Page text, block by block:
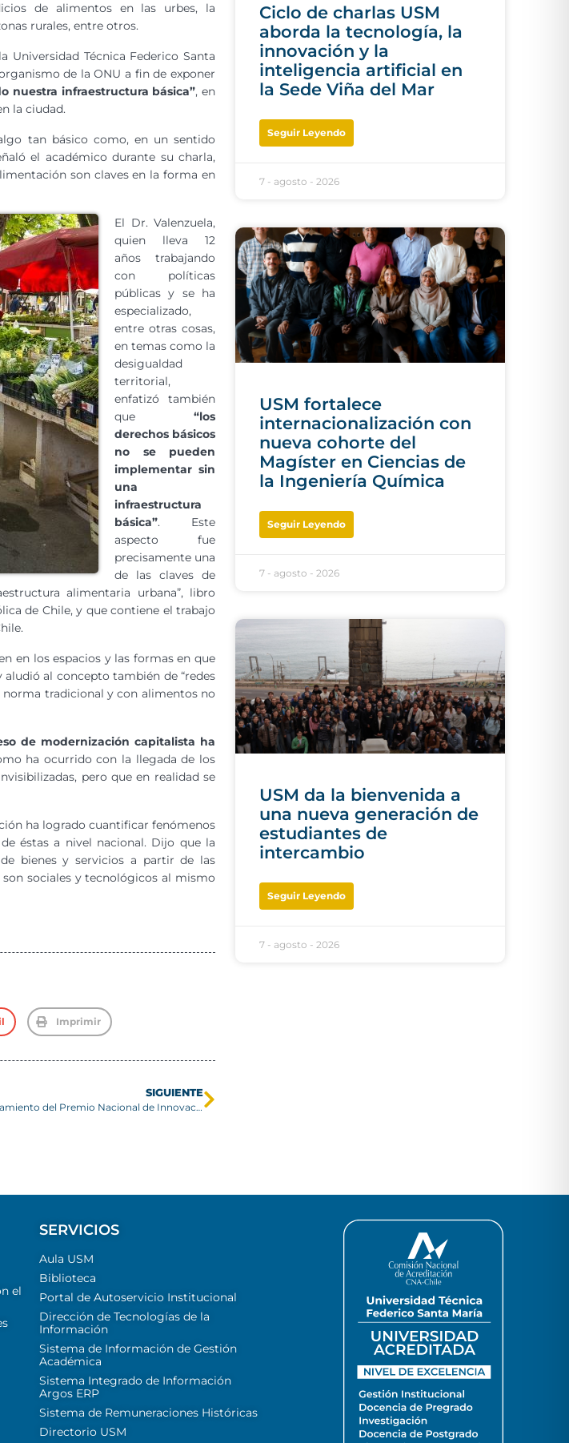
de alimentos en las urbes, la
rurales, entre otros.
Técnica Federico Santa
de la ONU a fin de exponer
nuestra infraestructura básica”, en
la ciudad.
tan básico como, en un sentido
el académico durante su charla,
son claves en la forma en
El Dr. Valenzuela,
quien lleva 12
años trabajando
con políticas
públicas y se ha
especializado,
entre otras cosas,
en temas como la
desigualdad
territorial,
enfatizó también
que “los
derechos básicos
no se pueden
implementar sin
una
infraestructura
básica”. Este
aspecto fue
precisamente una
de las claves de
alimentaria urbana”, libro
de Chile, y que contiene el trabajo
en los espacios y las formas en que
al concepto también de “redes
norma tradicional y con alimentos no
de modernización capitalista ha
ha ocurrido con la llegada de los
pero que en realidad se
ha logrado cuantificar fenómenos
éstas a nivel nacional. Dijo que la
bienes y servicios a partir de las
sociales y tecnológicos al mismo
Imprimir
SIGUIENTE
USM participa del lanzamiento del Premio Nacional de Innovación Avonni 2024
Ciclo de charlas USM
aborda la tecnología, la
innovación y la
inteligencia artificial en
la Sede Viña del Mar
Seguir Leyendo
7 - agosto - 2026
USM fortalece
internacionalización con
nueva cohorte del
Magíster en Ciencias de
la Ingeniería Química
Seguir Leyendo
7 - agosto - 2026
USM da la bienvenida a
una nueva generación de
estudiantes de
intercambio
Seguir Leyendo
7 - agosto - 2026
el
SERVICIOS
Aula USM
Biblioteca
Portal de Autoservicio Institucional
Dirección de Tecnologías de la
Información
Sistema de Información de Gestión
Académica
Sistema Integrado de Información
Argos ERP
Sistema de Remuneraciones Históricas
Directorio USM